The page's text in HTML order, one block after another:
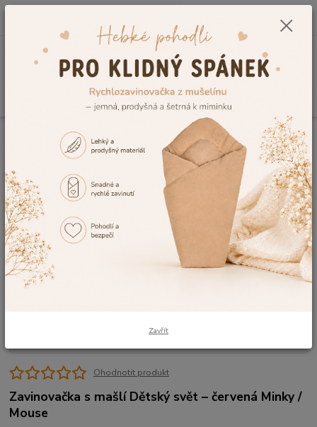
0,00 Kč
Rychlozavinovačky Rychlozavinovačky celoroční
Kojenecká
zavinovačka s mašlí Dětský svět – červená Minky / Mouse
Kojenecká zavinovačka s mašlí
Dětský svět – červená Minky /
Mouse
Novinka
Ohodnotit produkt
Zavinovačka s mašlí Dětský svět – červená Minky /
Mouse
Zavřít